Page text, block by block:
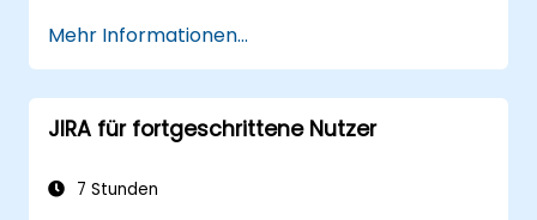
Mehr Informationen...
JIRA für fortgeschrittene Nutzer
7 Stunden